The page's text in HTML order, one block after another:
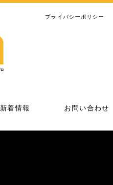
プライバシーポリシー
新着情報 お問い合わせ